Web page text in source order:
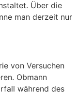
Über die
man derzeit nur
von Versuchen
Obmann
während des